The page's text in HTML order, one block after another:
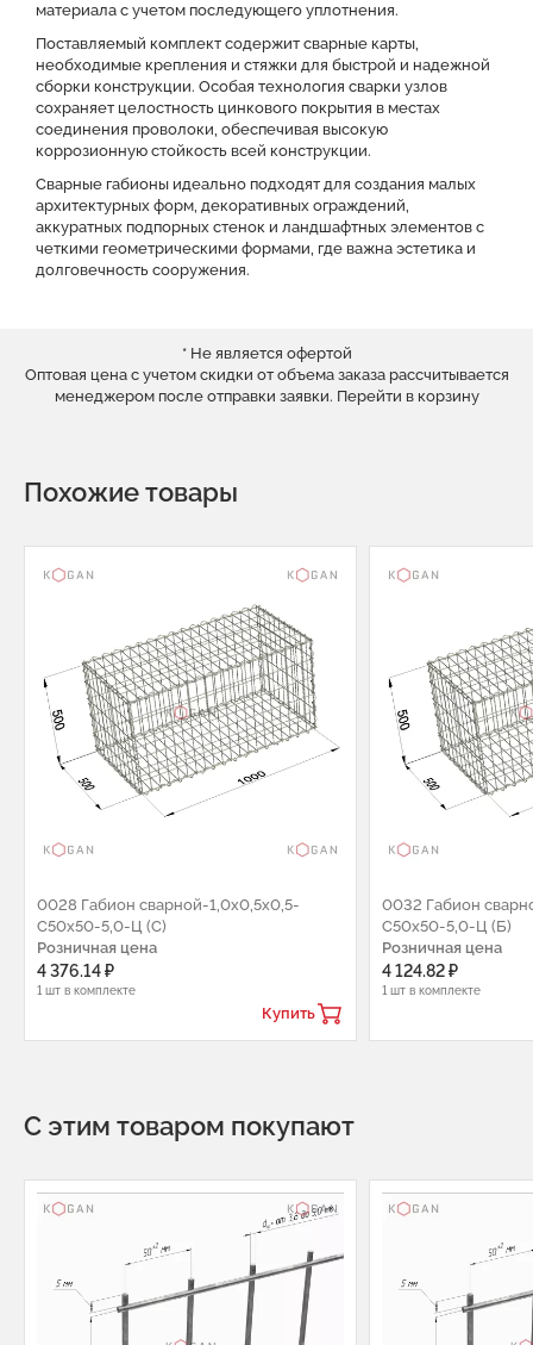
материала с учетом последующего уплотнения.
Поставляемый комплект содержит сварные карты,
необходимые крепления и стяжки для быстрой и надежной
сборки конструкции. Особая технология сварки узлов
сохраняет целостность цинкового покрытия в местах
соединения проволоки, обеспечивая высокую
коррозионную стойкость всей конструкции.
Сварные габионы идеально подходят для создания малых
архитектурных форм, декоративных ограждений,
аккуратных подпорных стенок и ландшафтных элементов с
четкими геометрическими формами, где важна эстетика и
долговечность сооружения.
* Не является офертой
Оптовая цена с учетом скидки от объема заказа рассчитывается
менеджером после отправки заявки. Перейти в корзину
Похожие товары
0028 Габион сварной-1,0х0,5х0,5-
С50х50-5,0-Ц (С)
Розничная цена
4 376.14 ₽
1 шт в комплекте
Купить
0032 Габион
С50х50-5,0-Ц (Б)
Розничная цена
4 124.82 ₽
1 шт в комплекте
С этим товаром покупают